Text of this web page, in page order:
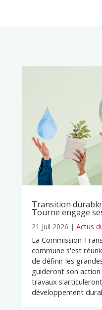
Transition
Tourne engage
21 Juil 2026 | Actus
La Commission
commune s'est
de définir les
guideront son action
travaux
développement